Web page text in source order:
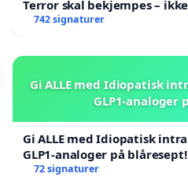
Terror skal bekjempes –
742 signaturer
Gi ALLE med Idiopatisk
GLP1-analoger
Gi ALLE med Idiopatisk
GLP1-analoger på blåresept!
72 signaturer